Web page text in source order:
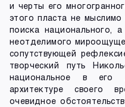
и черты его
этого пласта не
поиска национального,
неотделимого
сопутствующей
творческий путь
национальное в его
архитектуре своего
очевидное